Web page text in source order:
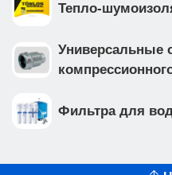
Тепло-
Универсальные
Фильтра для